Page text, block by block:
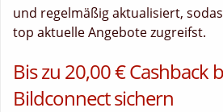
und regelmäßig aktualisiert,
top aktuelle Angebote zugreifst.
Bis zu 20,00 € Cashback
Bildconnect sichern